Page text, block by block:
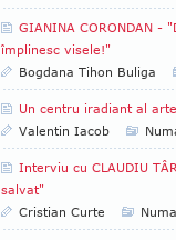
GIANINA CORONDAN
împlinesc visele!"
Bogdana Tihon Buliga
Un centru iradiant al
Valentin Iacob
Interviu cu CLAUDIU
salvat"
Cristian Curte